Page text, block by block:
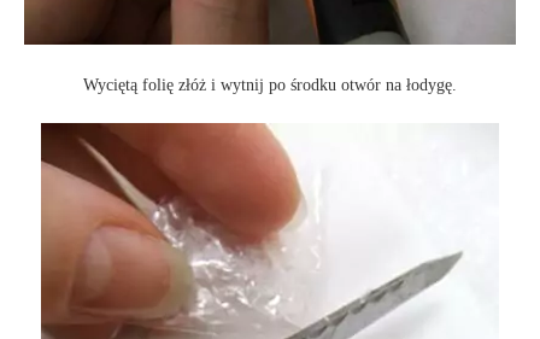
Wyciętą folię złóż i wytnij po środku otwór na łodygę.